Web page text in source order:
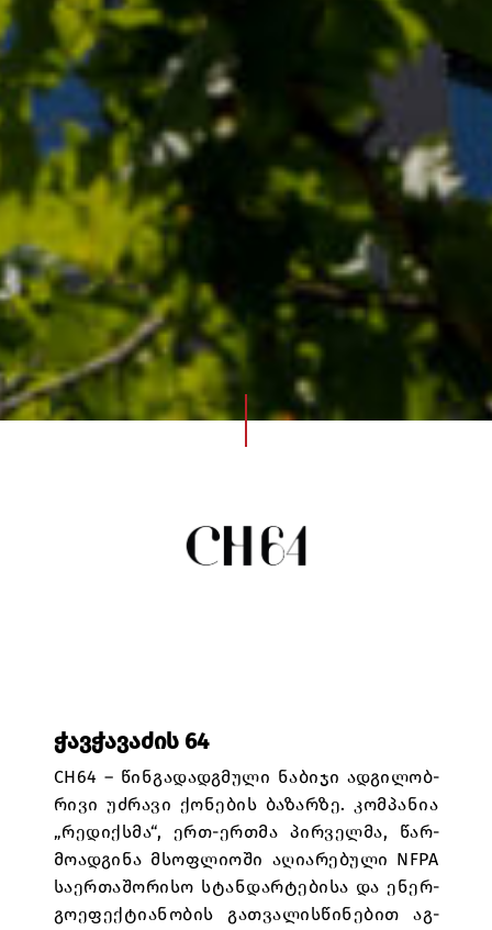
Ჭავჭავაძის 64
CH64 – წინ­გად­ად­გმული ნაბ­იჯი ად­გილ­ობ­
რივი უძრავი ქონ­ებ­ის ბაზ­არ­ზე. კო­მ­პან­ია
„რედ­ი­ქსმა“, ერთ-ერ­თმა პირველ­მა, წარ­
მო­ად­გინა მსოფ­ლი­ოში აღ­ი­არ­ებ­ული NFPA
სა­ერ­თაშ­ორ­ისო სტან­დარ­ტებ­ისა და ენ­ერ­
გო­ეფ­ე­ქ­ტი­ან­ობ­ის გათ­ვ­ალ­ის­წინ­ებ­ით აგ­